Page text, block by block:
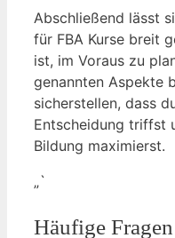
Abschließend lässt
für FBA Kurse breit
ist, im Voraus zu
genannten Aspekte
sicherstellen, dass
Entscheidung triffst
Bildung maximierst.
„`
Häufige